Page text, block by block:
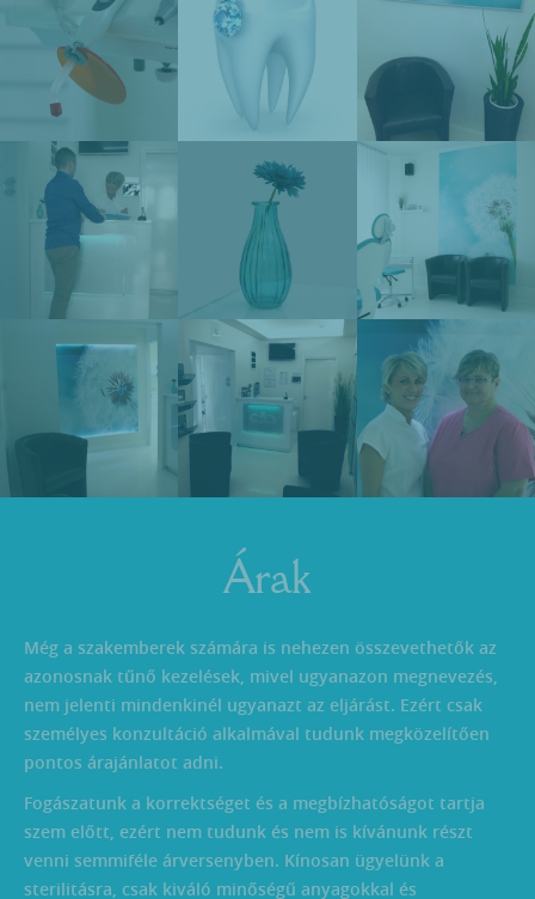
Árak
Még a szakemberek számára is nehezen összevethetők az
azonosnak tűnő kezelések, mivel ugyanazon megnevezés,
nem jelenti mindenkinél ugyanazt az eljárást. Ezért csak
személyes konzultáció alkalmával tudunk megközelítően
pontos árajánlatot adni.
Fogászatunk a korrektséget és a megbízhatóságot tartja
szem előtt, ezért nem tudunk és nem is kívánunk részt
venni semmiféle árversenyben. Kínosan ügyelünk a
sterilitásra, csak kiváló minőségű anyagokkal és